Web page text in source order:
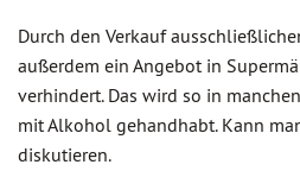
Durch den Verkauf
außerdem ein Angebot in
verhindert. Das wird so in
mit Alkohol gehandhabt. Kann
diskutieren.